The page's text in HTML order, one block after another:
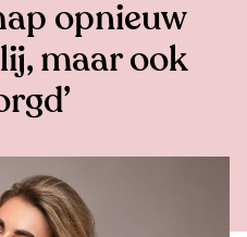
opnieuw
maar ook